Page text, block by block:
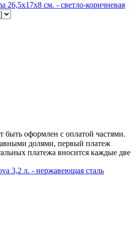
26,5x17x8 см. - светло-коричневая
быть оформлен с оплатой частями.
долями, первый платеж
платежа вносится каждые две
3,2 л. - нержавеющая сталь